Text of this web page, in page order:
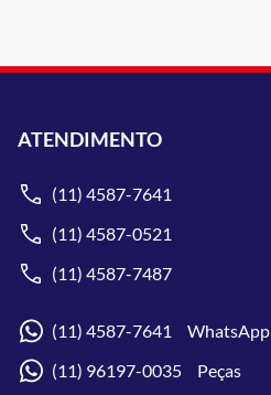
ATENDIMENTO
(11) 4587-7641
(11) 4587-0521
(11) 4587-7487
(11) 4587-7641 WhatsApp
(11) 96197-0035 Peças